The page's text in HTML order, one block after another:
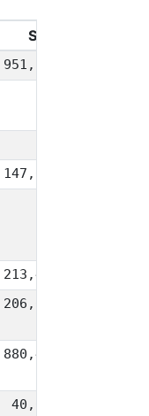
Sum
951,579
147,050
213,471
206,620
880,437
40,019